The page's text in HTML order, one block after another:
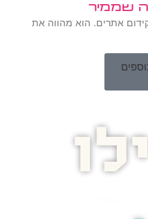
אתרים. הוא מהווה את